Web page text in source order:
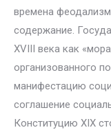
времена
содержание.
ХVIII века как
организованного
манифестацию
соглашение
Конституцию XIX